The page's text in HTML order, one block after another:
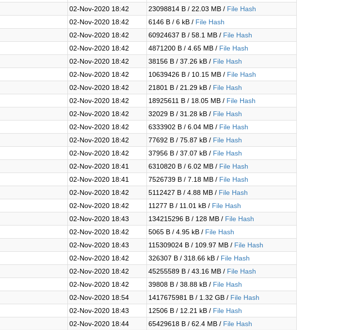
02-Nov-2020 18:42 23098814 B / 22.03 MB / File Hash
02-Nov-2020 18:42 6146 B / 6 kB / File Hash
02-Nov-2020 18:42 60924637 B / 58.1 MB / File Hash
02-Nov-2020 18:42 4871200 B / 4.65 MB / File Hash
02-Nov-2020 18:42 38156 B / 37.26 kB / File Hash
02-Nov-2020 18:42 10639426 B / 10.15 MB / File Hash
02-Nov-2020 18:42 21801 B / 21.29 kB / File Hash
02-Nov-2020 18:42 18925611 B / 18.05 MB / File Hash
02-Nov-2020 18:42 32029 B / 31.28 kB / File Hash
02-Nov-2020 18:42 6333902 B / 6.04 MB / File Hash
02-Nov-2020 18:42 77692 B / 75.87 kB / File Hash
02-Nov-2020 18:42 37956 B / 37.07 kB / File Hash
02-Nov-2020 18:41 6310820 B / 6.02 MB / File Hash
02-Nov-2020 18:41 7526739 B / 7.18 MB / File Hash
02-Nov-2020 18:42 5112427 B / 4.88 MB / File Hash
02-Nov-2020 18:42 11277 B / 11.01 kB / File Hash
02-Nov-2020 18:43 134215296 B / 128 MB / File Hash
02-Nov-2020 18:42 5065 B / 4.95 kB / File Hash
02-Nov-2020 18:43 115309024 B / 109.97 MB / File Hash
02-Nov-2020 18:42 326307 B / 318.66 kB / File Hash
02-Nov-2020 18:42 45255589 B / 43.16 MB / File Hash
02-Nov-2020 18:42 39808 B / 38.88 kB / File Hash
02-Nov-2020 18:54 1417675981 B / 1.32 GB / File Hash
02-Nov-2020 18:43 12506 B / 12.21 kB / File Hash
02-Nov-2020 18:44 65429618 B / 62.4 MB / File Hash